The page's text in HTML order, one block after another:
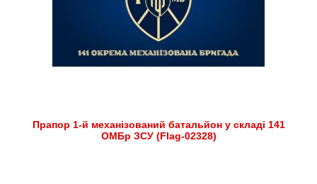
Прапор 1-й механізований батальйон у складі 141
ОМБр ЗСУ (Flag-02328)